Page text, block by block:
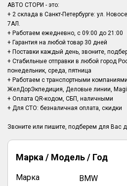
АВТО СТОРИ - это:
+ 2 склада в Санкт-Петербурге: ул.
7АЛ.
+ Работаем ежедневно, с 09:00 до 21:00
+ Гарантия на любой товар 30 дней
+ Поставки каждый день, звоните,
+ Стабильные отправки в любой город
понедельник, среда, пятница
+ Работаем с транспортными
ЖелДорЭкпедиция, Деловые линии,
+ Оплата QR-кодом, СБП, наличными
+ Для СТО: безналичная оплата, скидки
Марка / Модель / Год
Марка BMW